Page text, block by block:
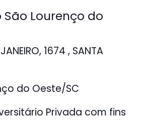
Lourenço do
1674 , SANTA
do Oeste/SC
Privada com fins